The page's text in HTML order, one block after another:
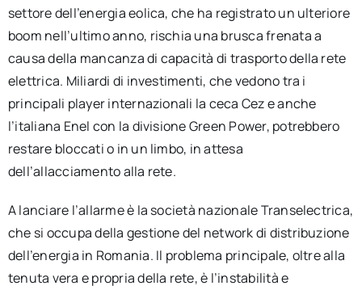
settore dell’energia eolica, che ha registrato un ulteriore
boom nell’ultimo anno, rischia una brusca frenata a
causa della mancanza di capacità di trasporto della rete
elettrica. Miliardi di investimenti, che vedono tra i
principali player internazionali la ceca Cez e anche
l’italiana Enel con la divisione Green Power, potrebbero
restare bloccati o in un limbo, in attesa
dell’allacciamento alla rete.
A lanciare l’allarme è la società nazionale Transelectrica,
che si occupa della gestione del network di distribuzione
dell’energia in Romania. Il problema principale, oltre alla
tenuta vera e propria della rete, è l’instabilità e